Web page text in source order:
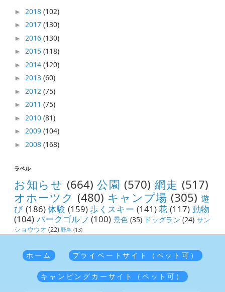
► 2018(102)
► 2017(130)
► 2016(130)
► 2015(118)
► 2014(120)
► 2013(60)
► 2012(75)
► 2011(75)
► 2010(81)
► 2009(104)
► 2008(168)
ラベル
お知らせ (664) 公園 (570) 網走 (517)
オホーツク (480) キャンプ場 (305) 遊
び (186)体験 (159)歩くスキー (141)花 (117) 動物
(104) パークゴルフ (100) 景色 (35) ドッグラン (24) サン
ショウウオ (22) 野鳥 (13)
ホーム プライベートサイト（ペット可）
キャンピングカーサイト（ペット可）